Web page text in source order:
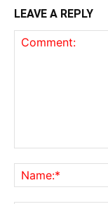
LEAVE A REPLY